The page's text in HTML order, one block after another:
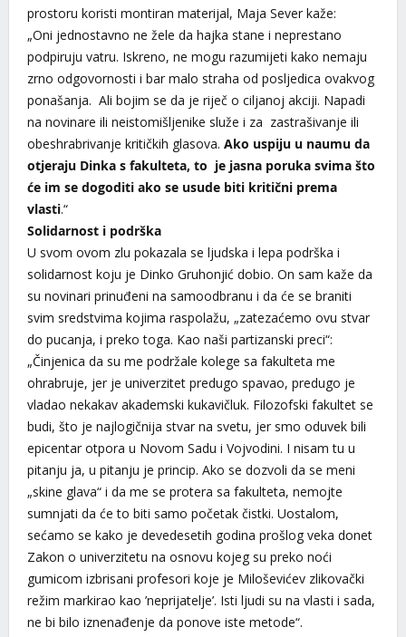
prostoru koristi montiran materijal, Maja Sever kaže:
„Oni jednostavno ne žele da hajka stane i neprestano
podpiruju vatru. Iskreno, ne mogu razumijeti kako nemaju
zrno odgovornosti i bar malo straha od posljedica ovakvog
ponašanja. Ali bojim se da je riječ o ciljanoj akciji. Napadi
na novinare ili neistomišljenike služe i za zastrašivanje ili
obeshrabrivanje kritičkih glasova. Ako uspiju u naumu da
otjeraju Dinka s fakulteta, to je jasna poruka svima što
će im se dogoditi ako se usude biti kritični prema
vlasti.“
Solidarnost i podrška
U svom ovom zlu pokazala se ljudska i lepa podrška i
solidarnost koju je Dinko Gruhonjić dobio. On sam kaže da
su novinari prinuđeni na samoodbranu i da će se braniti
svim sredstvima kojima raspolažu, „zatezaćemo ovu stvar
do pucanja, i preko toga. Kao naši partizanski preci“:
„Činjenica da su me podržale kolege sa fakulteta me
ohrabruje, jer je univerzitet predugo spavao, predugo je
vladao nekakav akademski kukavičluk. Filozofski fakultet se
budi, što je najlogičnija stvar na svetu, jer smo oduvek bili
epicentar otpora u Novom Sadu i Vojvodini. I nisam tu u
pitanju ja, u pitanju je princip. Ako se dozvoli da se meni
„skine glava“ i da me se protera sa fakulteta, nemojte
sumnjati da će to biti samo početak čistki. Uostalom,
sećamo se kako je devedesetih godina prošlog veka donet
Zakon o univerzitetu na osnovu kojeg su preko noći
gumicom izbrisani profesori koje je Miloševićev zlikovački
režim markirao kao ’neprijatelje’. Isti ljudi su na vlasti i sada,
ne bi bilo iznenađenje da ponove iste metode“.